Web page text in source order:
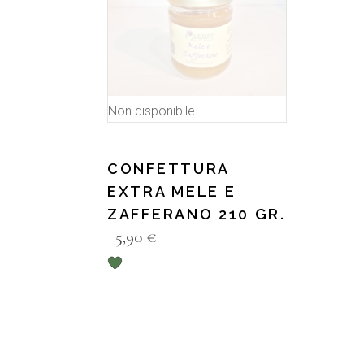
Non disponibile
CONFETTURA
EXTRA MELE E
ZAFFERANO 210 GR.
5,90 €